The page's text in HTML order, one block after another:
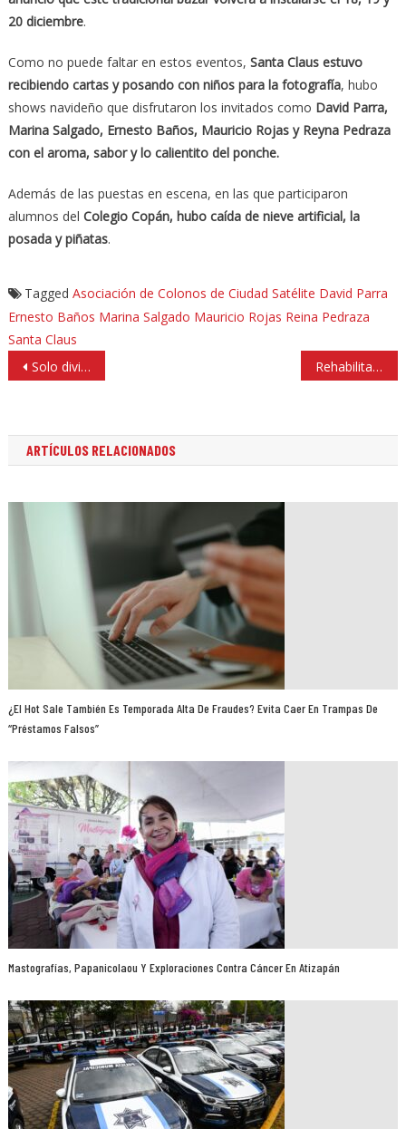
20 diciembre.
Como no puede faltar en estos eventos, Santa Claus estuvo
recibiendo cartas y posando con niños para la fotografía, hubo
shows navideño que disfrutaron los invitados como David Parra,
Marina Salgado, Ernesto Baños, Mauricio Rojas y Reyna Pedraza
con el aroma, sabor y lo calientito del ponche.
Además de las puestas en escena, en las que participaron
alumnos del Colegio Copán, hubo caída de nieve artificial, la
posada y piñatas.
Tagged Asociación de Colonos de Ciudad Satélite David Parra
Ernesto Baños Marina Salgado Mauricio Rojas Reina Pedraza
Santa Claus
Navegación
de
Solo división, promesas y tarjetas rosas ofrecen otros critica PVEM Rehabilitan concha acústica en deportivo público en Caracoles
ARTÍCULOS RELACIONADOS
¿El Hot Sale También Es Temporada Alta De Fraudes? Evita Caer En Trampas De
“préstamos Falsos”
Mastografías, Papanicolaou Y Exploraciones Contra Cáncer En Atizapán